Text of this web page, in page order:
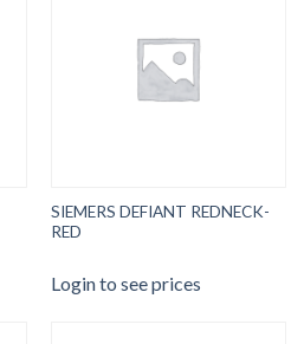
SIEMERS DEFIANT REDNECK-
RED
Login to see prices